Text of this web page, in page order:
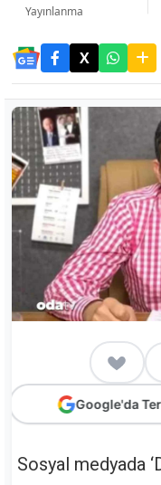
Yayınlanma
Google'da
Sosyal medyada